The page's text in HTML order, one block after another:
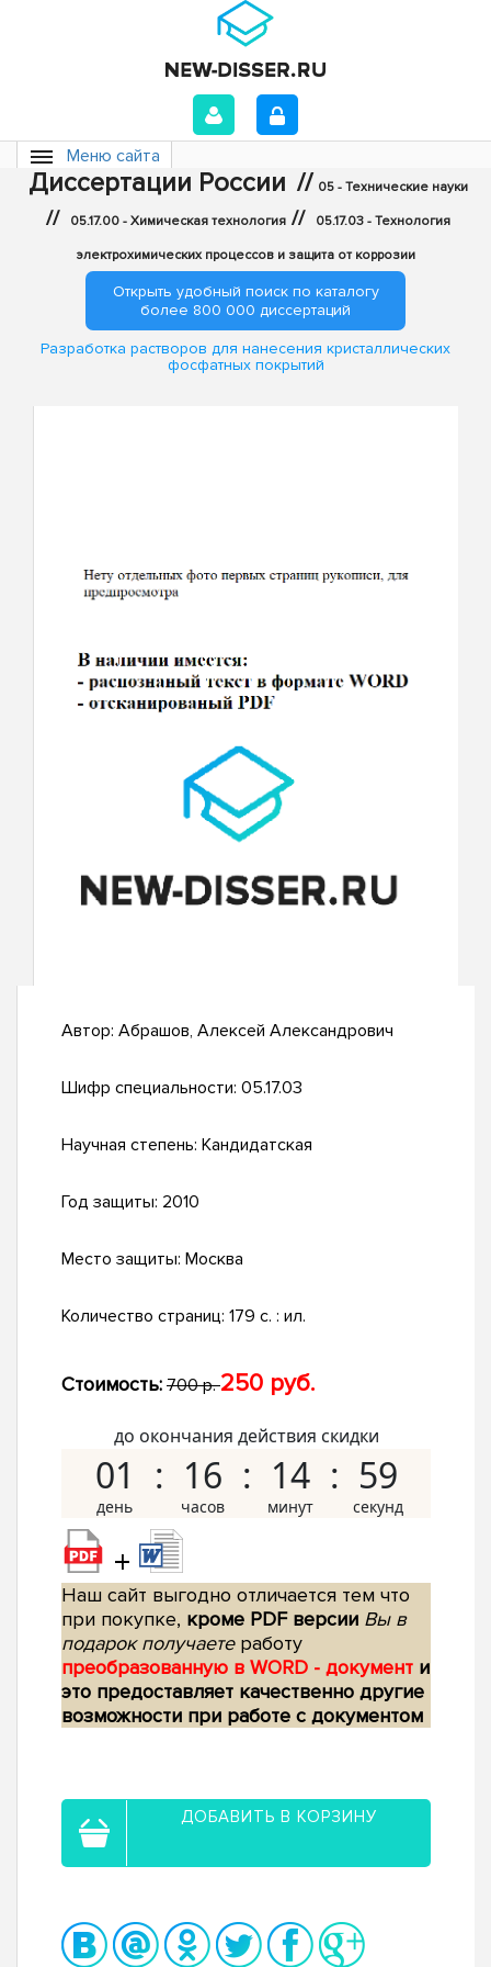
Меню сайта
Диссертации России // 05 - Технические науки
// 05.17.00 - Химическая технология // 05.17.03 - Технология
электрохимических процессов и защита от коррозии
Открыть удобный поиск по каталогу
более 800 000 диссертаций
Разработка растворов для нанесения кристаллических
фосфатных покрытий
Автор: Абрашов, Алексей Александрович
Шифр специальности: 05.17.03
Научная степень: Кандидатская
Год защиты: 2010
Место защиты: Москва
Количество страниц: 179 с. : ил.
Стоимость: 700 р.250 руб.
до окончания действия скидки
01 16 14 58
+
Наш сайт выгодно отличается тем что
при покупке, кроме PDF версии Вы в
подарок получаетеработу
преобразованную в WORD - документ и
это предоставляет качественно другие
возможности при работе с документом
ДОБАВИТЬ В КОРЗИНУ